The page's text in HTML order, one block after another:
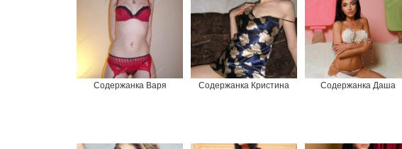
Содержанка Варя Содержанка Кристина Содержанка Даша